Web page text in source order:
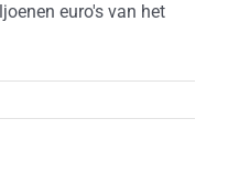
euro's van het